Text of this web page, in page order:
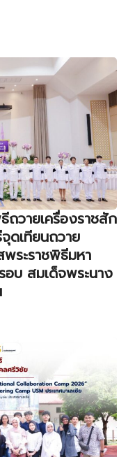
ถวายเครื่องราชสัก
ดเทียนถวาย
ระราชพิธีมหา
บ สมเด็จพระนาง